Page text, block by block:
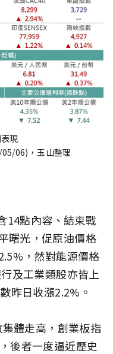
現
06)，玉山整理
14點內容、結束戰
曙光，促原油價格
，然對能源價格
及工業類股亦皆上
昨日收漲2.2%。
體走高，創業板指
後者一度逼近歷史